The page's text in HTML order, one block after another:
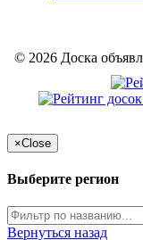
© 2026 Доска
×Close
Выберите регион
Вернуться назад